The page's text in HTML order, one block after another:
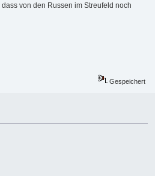
von den Russen im Streufeld noch
Gespeichert